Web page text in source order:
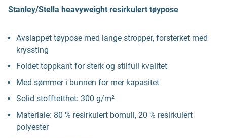
Stanley/Stella heavyweight resirkulert tøypose
Avslappet tøypose med lange stropper, forsterket med
kryssting
Foldet toppkant for sterk og stilfull kvalitet
Med sømmer i bunnen for mer kapasitet
Solid stofftetthet: 300 g/m²
Materiale: 80 % resirkulert bomull, 20 % resirkulert
polyester